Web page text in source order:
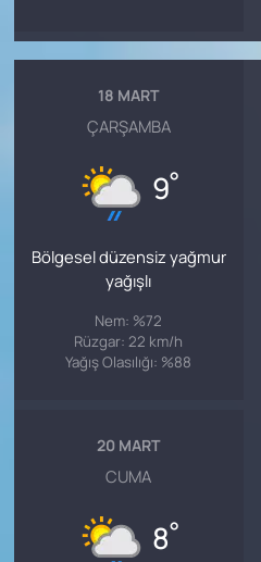
18 MART
ÇARŞAMBA
9°
Bölgesel düzensiz yağmur
yağışlı
Nem: %72
Rüzgar: 22 km/h
Yağış Olasılığı: %88
20 MART
CUMA
8°